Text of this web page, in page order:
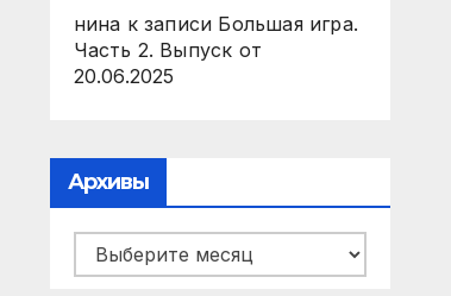
нина к записи Большая игра.
Часть 2. Выпуск от
20.06.2025
Архивы
Архивы